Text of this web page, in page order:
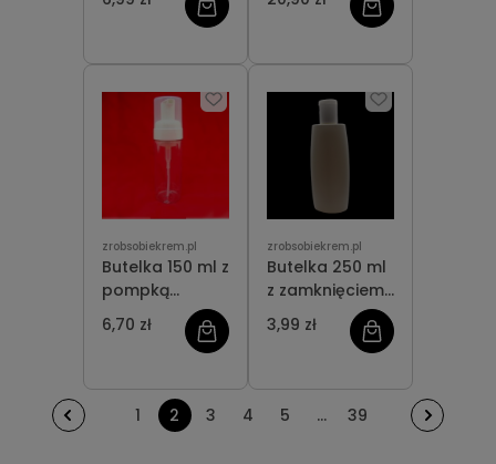
zrobsobiekrem.pl
Butelka 150 ml z
pompką
pianotwórczą
6,70 zł
zrobsobiekrem.pl
Butelka 250 ml
z zamknięciem
flip-top
3,99 zł
1 2 3 4 5 ... 39